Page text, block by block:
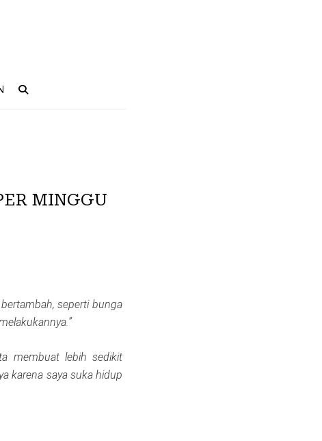
MINGGU
seperti bunga
membuat lebih sedikit
karena saya suka hidup